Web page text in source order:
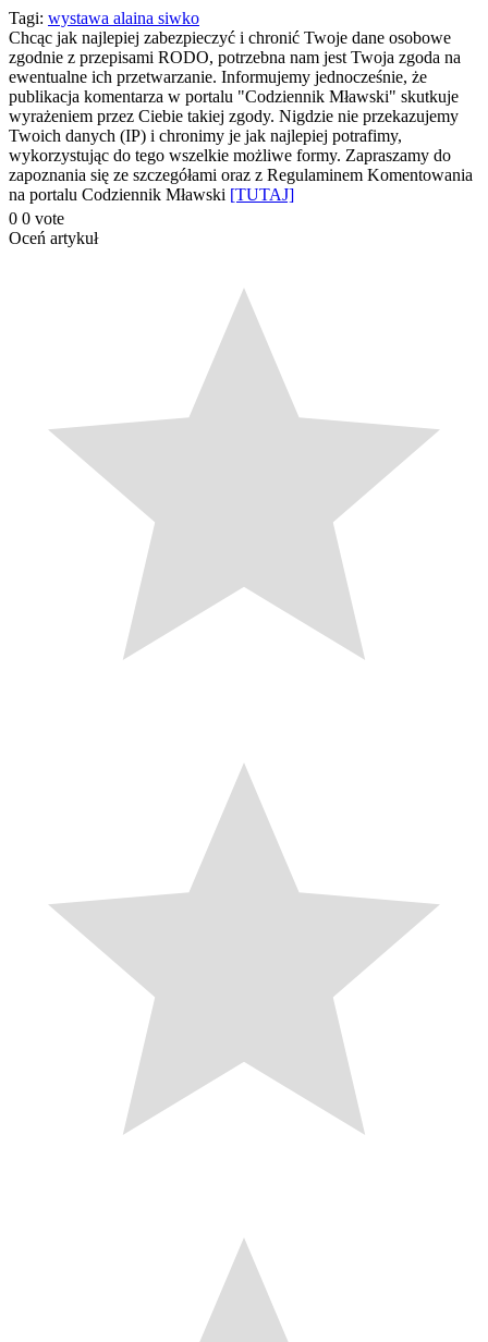
Podziel
się
Tagi: wystawa alaina siwko
Chcąc jak najlepiej zabezpieczyć i chronić Twoje dane osobowe
zgodnie z przepisami RODO, potrzebna nam jest Twoja zgoda na
ewentualne ich przetwarzanie. Informujemy jednocześnie, że
publikacja komentarza w portalu "Codziennik Mławski" skutkuje
wyrażeniem przez Ciebie takiej zgody. Nigdzie nie przekazujemy
Twoich danych (IP) i chronimy je jak najlepiej potrafimy,
wykorzystując do tego wszelkie możliwe formy. Zapraszamy do
zapoznania się ze szczegółami oraz z Regulaminem Komentowania
na portalu Codziennik Mławski [TUTAJ]
0 0 vote
Oceń artykuł